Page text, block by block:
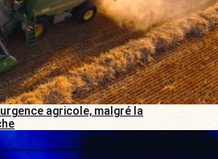
agricole, malgré la